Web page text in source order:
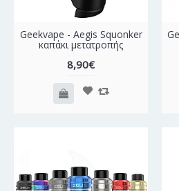
Geekvape - Aegis Squonker
καπάκι μετατροπής
8,90€